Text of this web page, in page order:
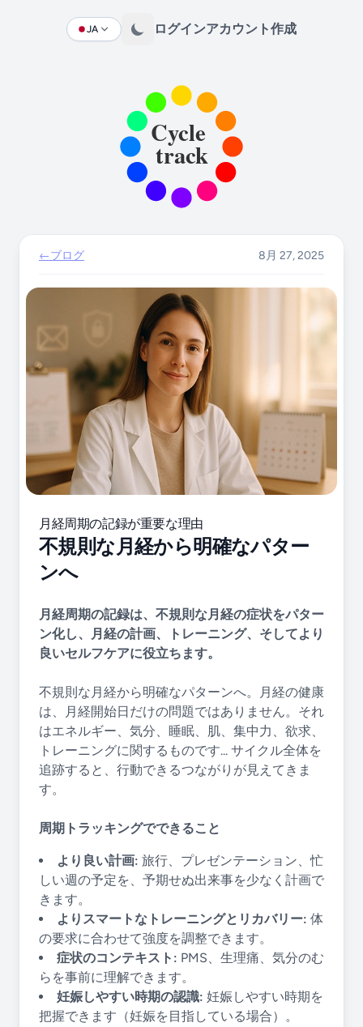
JA
Change language ログインアカウント作成
←ブログ 8月 27, 2025
月経周期の記録が重要な理由
不規則な月経から明確なパター
ンへ
月経周期の記録は、不規則な月経の症状をパター
ン化し、月経の計画、トレーニング、そしてより
良いセルフケアに役立ちます。
不規則な月経から明確なパターンへ。月経の健康
は、月経開始日だけの問題ではありません。それ
はエネルギー、気分、睡眠、肌、集中力、欲求、
トレーニングに関するものです... サイクル全体を
追跡すると、行動できるつながりが見えてきま
す。
周期トラッキングでできること
より良い計画: 旅行、プレゼンテーション、忙
しい週の予定を、予期せぬ出来事を少なく計画で
きます。
よりスマートなトレーニングとリカバリー: 体
の要求に合わせて強度を調整できます。
症状のコンテキスト: PMS、生理痛、気分のむ
らを事前に理解できます。
妊娠しやすい時期の認識: 妊娠しやすい時期を
把握できます（妊娠を目指している場合）。